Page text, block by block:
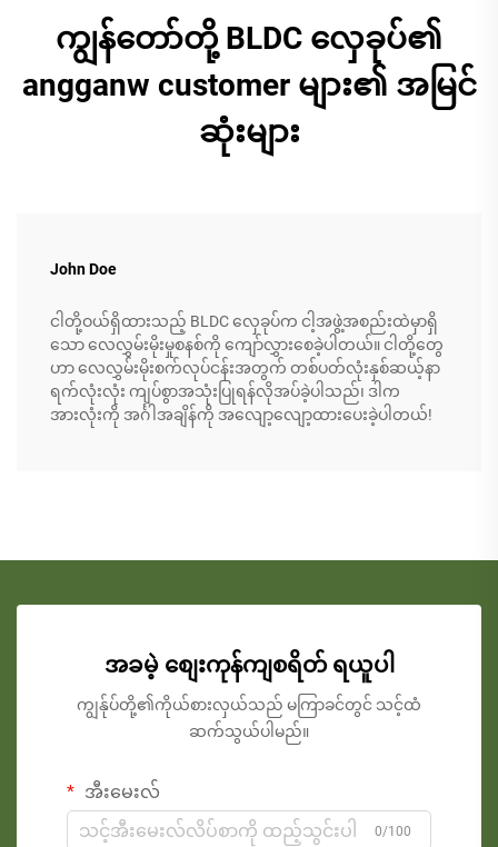
ကျွန်တော်တို့ BLDC လှေခုပ်၏
angganw customer များ၏ အမြင်
ဆုံးများ
John Doe
ငါတို့ဝယ်ရှိထားသည့် BLDC လှေခုပ်က ငါ့အဖွဲ့အစည်းထဲမှာရှိ
သော လေလွှမ်းမိုးမှုစနစ်ကို ကျော်လွှားစေခဲ့ပါတယ်။ ငါတို့တွေ
ဟာ လေလွှမ်းမိုးစက်လုပ်ငန်းအတွက် တစ်ပတ်လုံးနှစ်ဆယ့်နာ
ရက်လုံးလုံး ကျပ်စွာအသုံးပြုရန်လိုအပ်ခဲ့ပါသည်၊ ဒါက
အားလုံးကို အင်္ဂါအချိန်ကို အလျော့လျော့ထားပေးခဲ့ပါတယ်!
အခမဲ့ စျေးကုန်ကျစရိတ် ရယူပါ
ကျွန်ုပ်တို့၏ကိုယ်စားလှယ်သည် မကြာခင်တွင် သင့်ထံ
ဆက်သွယ်ပါမည်။
အီးမေးလ်
0/100